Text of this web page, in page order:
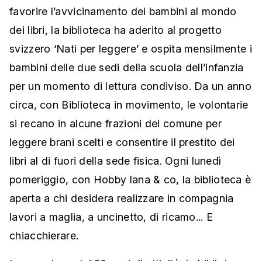
favorire l’avvicinamento dei bambini al mondo
dei libri, la biblioteca ha aderito al progetto
svizzero ‘Nati per leggere’ e ospita mensilmente i
bambini delle due sedi della scuola dell’infanzia
per un momento di lettura condiviso. Da un anno
circa, con Biblioteca in movimento, le volontarie
si recano in alcune frazioni del comune per
leggere brani scelti e consentire il prestito dei
libri al di fuori della sede fisica. Ogni lunedì
pomeriggio, con Hobby lana & co, la biblioteca è
aperta a chi desidera realizzare in compagnia
lavori a maglia, a uncinetto, di ricamo... E
chiacchierare.